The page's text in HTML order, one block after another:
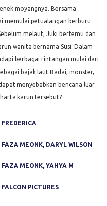
moyangnya. Bersama
memulai petualangan berburu
melaut, Juki bertemu dan
wanita bernama Susi. Dalam
berbagai rintangan mulai dari
bajak laut Badai, monster,
menyebabkan bencana luar
karun tersebut?
FREDERICA
FAZA MEONK, DARYL WILSON
FAZA MEONK, YAHYA M
FALCON PICTURES